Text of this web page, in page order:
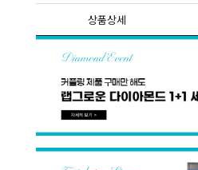
상품상세